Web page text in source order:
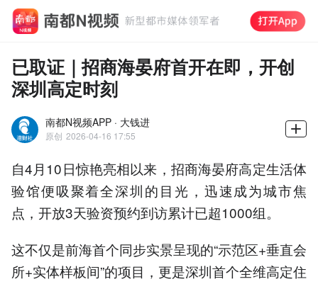
已取证｜招商海晏府首开在即，开创
深圳高定时刻
南都N视频APP · 大钱进
原创 2026-04-16 17:55
自4月10日惊艳亮相以来，招商海晏府高定生活体
验馆便吸聚着全深圳的目光，迅速成为城市焦
点，开放3天验资预约到访累计已超1000组。
这不仅是前海首个同步实景呈现的“示范区+垂直会
所+实体样板间”的项目，更是深圳首个全维高定住